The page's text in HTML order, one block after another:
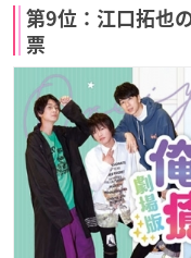
第9位：江口拓也
票